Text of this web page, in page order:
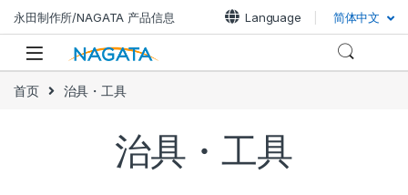
永田制作所/NAGATA 产品信息 Language 简体中文
首页 治具・工具
治具・工具